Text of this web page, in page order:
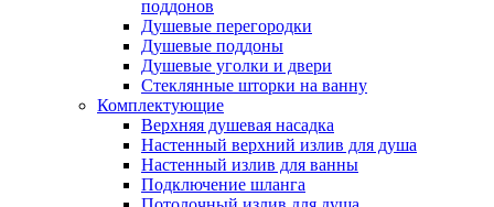
поддонов
Душевые перегородки
Душевые поддоны
Душевые уголки и двери
Стеклянные шторки на ванну
Комплектующие
Верхняя душевая насадка
Настенный верхний излив для душа
Настенный излив для ванны
Подключение шланга